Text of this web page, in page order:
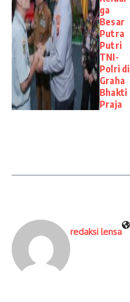
ga
Besar
Putra
Putri
TNI-
Polri di
Graha
Bhakti
Praja
redaksi lensa